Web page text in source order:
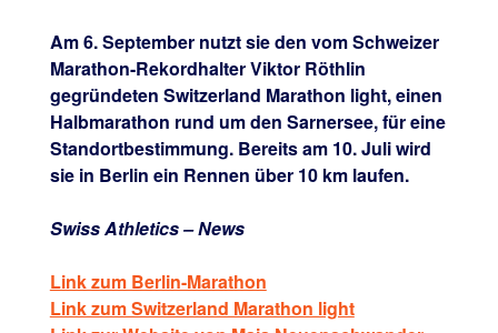
Am 6. September nutzt sie den vom Schweizer
Marathon-Rekordhalter Viktor Röthlin
gegründeten Switzerland Marathon light, einen
Halbmarathon rund um den Sarnersee, für eine
Standortbestimmung. Bereits am 10. Juli wird
sie in Berlin ein Rennen über 10 km laufen.
Swiss Athletics – News
Link zum Berlin-Marathon
Link zum Switzerland Marathon light